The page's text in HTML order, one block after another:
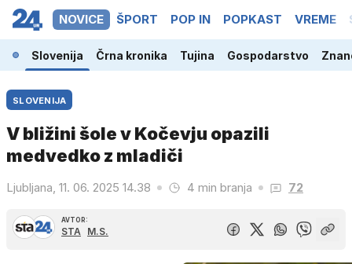
NOVICE ŠPORT POP IN POPKAST VREME
Slovenija Črna kronika Tujina Gospodarstvo
SLOVENIJA
V bližini šole v Kočevju opazili
medvedko z mladiči
Ljubljana, 11. 06. 2025 14.38 4 min branja 72
AVTOR:
STA M.S.